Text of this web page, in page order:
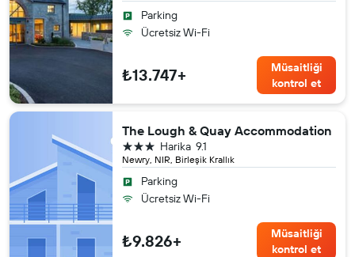
Parking
Ücretsiz Wi-Fi
₺13.747+
Müsaitliği
kontrol et
The Lough & Quay Accommodation
Newry, NIR, Birleşik Krallık
9.1
Harika
3 yıldız
Parking
Ücretsiz Wi-Fi
₺9.826+
Müsaitliği
kontrol et